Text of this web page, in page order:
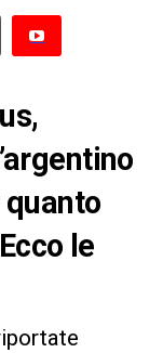
quanto
le